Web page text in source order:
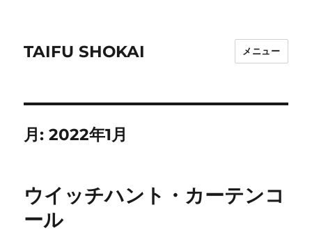
TAIFU SHOKAI メニュー
月:2022年1月
ウイッチハント・カーテンコ
ール